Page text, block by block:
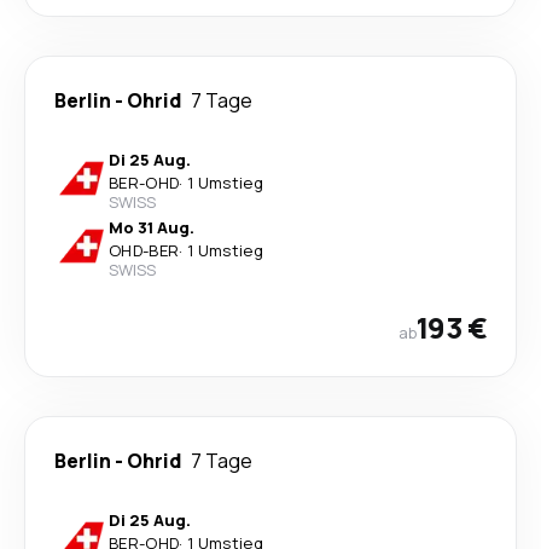
Berlin - Ohrid 7 Tage
Di 25 Aug.
BER-OHD· 1 Umstieg
SWISS
Mo 31 Aug.
OHD-BER· 1 Umstieg
SWISS
ab193 €
Berlin - Ohrid 7 Tage
Di 25 Aug.
BER-OHD· 1 Umstieg